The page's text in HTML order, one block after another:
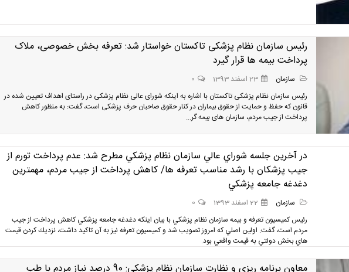
رئیس سازمان نظام پزشکی تاکستان خواستار شد: تعرفه بخش خصوصی، ملاک
پرداخت بیمه ها قرار گیرد
سازمان 23 اسفند 1393
0
رئیس سازمان نظام پزشکی تاکستان با اشاره به اینکه شورای عالی نظام پزشکی در راستای اهداف تعیین شده در
قانون که حفظ و حمایت از حقوق بیماران در کنار حقوق صاحبان حرف پزشکی است، گفت: به منظور کاهش
پرداخت از جیب مردم، سازمان های بیمه گر...
در آخرين جلسه شوراي عالي سازمان نظام پزشكي مطرح شد: عدم پرداخت تورم از
جيب پزشكان با رشد مناسب تعرفه ها/ كاهش پرداخت از جيب مردم، مهمترين
دغدغه جامعه پزشكي
سازمان 22 اسفند 1393
0
رئيس كميسيون تعرفه و بيمه سازمان نظام پزشكي با بيان اينكه دغدغه جامعه پزشكي كاهش پرداخت از جيب
مردم است، گفت: اولين اصلي كه امروز تصويب شد و كميسيون تعرفه نيز به آن تاكيد داشت، نزديك كردن قيمت
هاي بخش دولتي به قيمت واقعي بود.
معاون برنامه ریزی و نظارت سازمان نظام پزشکی: 90 درصد نیاز مردم با طب